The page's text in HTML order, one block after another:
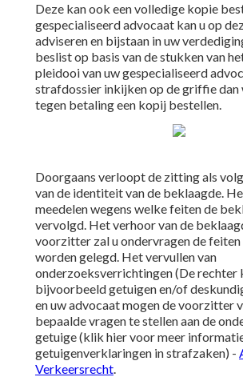
Deze kan ook een volledige kopie
gespecialiseerd advocaat kan u op
adviseren en bijstaan in uw
beslist op basis van de stukken van
pleidooi van uw gespecialiseerd
strafdossier inkijken op de griffie dan
tegen betaling een kopij bestellen.
Doorgaans verloopt de zitting als
van de identiteit van de beklaagde.
meedelen wegens welke feiten de
vervolgd. Het verhoor van de
voorzitter zal u ondervragen de feiten
worden gelegd. Het vervullen van
onderzoeksverrichtingen (De rechter
bijvoorbeeld getuigen en/of
en uw advocaat mogen de voorzitter
bepaalde vragen te stellen aan de
getuige (klik hier voor meer
getuigenverklaringen in strafzaken) -
Verkeersrecht.